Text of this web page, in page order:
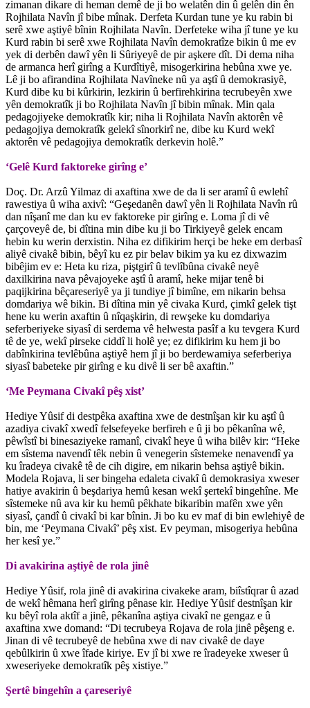
zimanan dikare di heman demê de ji bo welatên din û gelên din ên
Rojhilata Navîn jî bibe mînak. Derfeta Kurdan tune ye ku rabin bi
serê xwe aştiyê bînin Rojhilata Navîn. Derfeteke wiha jî tune ye ku
Kurd rabin bi serê xwe Rojhilata Navîn demokratîze bikin û me ev
yek di derbên dawî yên li Sûriyeyê de pir aşkere dît. Di dema niha
de armanca herî girîng a Kurdîtiyê, misogerkirina hebûna xwe ye.
Lê ji bo afirandina Rojhilata Navîneke nû ya aştî û demokrasiyê,
Kurd dibe ku bi kûrkirin, lezkirin û berfirehkirina tecrubeyên xwe
yên demokratîk ji bo Rojhilata Navîn jî bibin mînak. Min qala
pedagojiyeke demokratîk kir; niha li Rojhilata Navîn aktorên vê
pedagojiya demokratîk gelekî sînorkirî ne, dibe ku Kurd wekî
aktorên vê pedagojiya demokratîk derkevin holê.”
‘Gelê Kurd faktoreke girîng e’
Doç. Dr. Arzû Yilmaz di axaftina xwe de da li ser aramî û ewlehî
rawestiya û wiha axivî: “Geşedanên dawî yên li Rojhilata Navîn rû
dan nîşanî me dan ku ev faktoreke pir girîng e. Loma jî di vê
çarçoveyê de, bi dîtina min dibe ku ji bo Tirkiyeyê gelek encam
hebin ku werin derxistin. Niha ez difikirim herçi be heke em derbasî
aliyê civakê bibin, bêyî ku ez pir belav bikim ya ku ez dixwazim
bibêjim ev e: Heta ku riza, piştgirî û tevlîbûna civakê neyê
daxilkirina nava pêvajoyeke aştî û aramî, heke mijar tenê bi
paqijkirina bêçareseriyê ya ji tundiye jî bimîne, em nikarin behsa
domdariya wê bikin. Bi dîtina min yê civaka Kurd, çimkî gelek tişt
hene ku werin axaftin û nîqaşkirin, di rewşeke ku domdariya
seferberiyeke siyasî di serdema vê helwesta pasîf a ku tevgera Kurd
tê de ye, wekî pirseke ciddî li holê ye; ez difikirim ku hem ji bo
dabînkirina tevlêbûna aştiyê hem jî ji bo berdewamiya seferberiya
siyasî babeteke pir girîng e ku divê li ser bê axaftin.”
‘Me Peymana Civakî pêş xist’
Hediye Yûsif di destpêka axaftina xwe de destnîşan kir ku aştî û
azadiya civakî xwedî felsefeyeke berfireh e û ji bo pêkanîna wê,
pêwîstî bi binesaziyeke ramanî, civakî heye û wiha bilêv kir: “Heke
em sîstema navendî têk nebin û venegerin sîstemeke nenavendî ya
ku îradeya civakê tê de cih digire, em nikarin behsa aştiyê bikin.
Modela Rojava, li ser bingeha edaleta civakî û demokrasiya xweser
hatiye avakirin û beşdariya hemû kesan wekî şertekî bingehîne. Me
sîstemeke nû ava kir ku hemû pêkhate bikaribin mafên xwe yên
siyasî, çandî û civakî bi kar bînin. Ji bo ku ev maf di bin ewlehiyê de
bin, me ‘Peymana Civakî’ pêş xist. Ev peyman, misogeriya hebûna
her kesî ye.”
Di avakirina aştiyê de rola jinê
Hediye Yûsif, rola jinê di avakirina civakeke aram, biîstîqrar û azad
de wekî hêmana herî girîng pênase kir. Hediye Yûsif destnîşan kir
ku bêyî rola aktîf a jinê, pêkanîna aştiya civakî ne gengaz e û
axaftina xwe domand: “Di tecrubeya Rojava de rola jinê pêşeng e.
Jinan di vê tecrubeyê de hebûna xwe di nav civakê de daye
qebûlkirin û xwe îfade kiriye. Ev jî bi xwe re îradeyeke xweser û
xweseriyeke demokratîk pêş xistiye.”
Şertê bingehîn a çareseriyê